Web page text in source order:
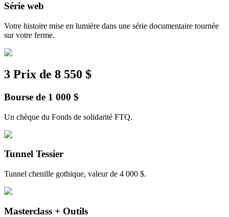
Série web
Votre histoire mise en lumière dans une série documentaire tournée
sur votre ferme.
3 Prix de 8 550 $
Bourse de 1 000 $
Un chèque du Fonds de solidarité FTQ.
Tunnel Tessier
Tunnel chenille gothique, valeur de 4 000 $.
Masterclass + Outils